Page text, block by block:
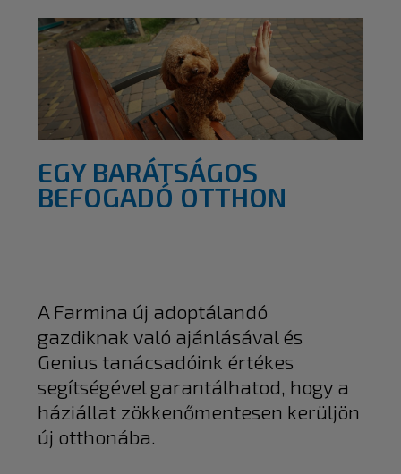
EGY BARÁTSÁGOS
BEFOGADÓ OTTHON
A Farmina új adoptálandó
gazdiknak való ajánlásával és
Genius tanácsadóink értékes
segítségével garantálhatod, hogy a
háziállat zökkenőmentesen kerüljön
új otthonába.